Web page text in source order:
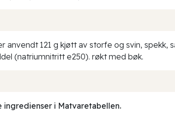
anvendt 121 g kjøtt av storfe og svin,
(natriumnitritt e250). røkt med bøk.
ingredienser i Matvaretabellen.